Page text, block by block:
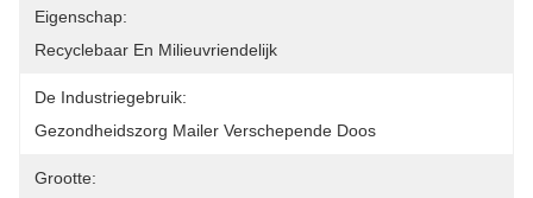
Eigenschap:
Recyclebaar En Milieuvriendelijk
De Industriegebruik:
Gezondheidszorg Mailer Verschepende Doos
Grootte: